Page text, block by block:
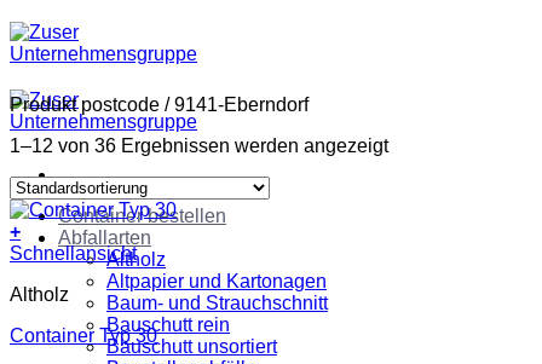
Zum
Inhalt
springen
Container bestellen
Abfallarten
Altholz
Altpapier und Kartonagen
Baum- und Strauchschnitt
Bauschutt rein
Bauschutt unsortiert
Produkt postcode /9141-Eberndorf
1–12 von 36 Ergebnissen werden angezeigt
+
Schnellansicht
Altholz
Container Typ 30